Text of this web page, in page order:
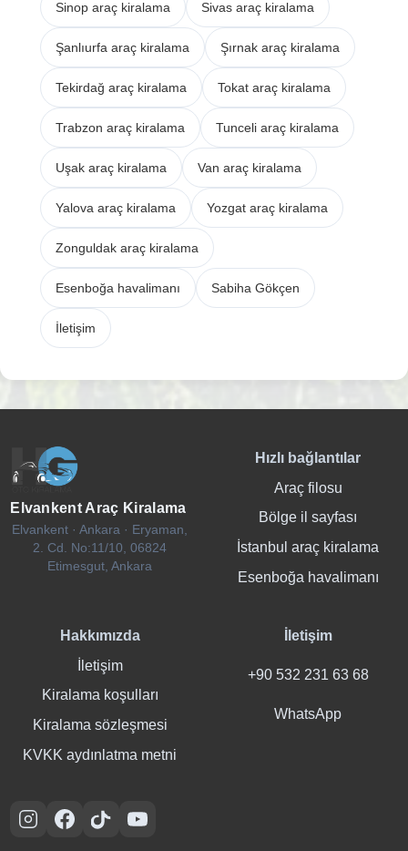
Sinop araç kiralama Sivas araç kiralama
Şanlıurfa araç kiralama Şırnak araç kiralama
Tekirdağ araç kiralama Tokat araç kiralama
Trabzon araç kiralama Tunceli araç kiralama
Uşak araç kiralama Van araç kiralama
Yalova araç kiralama Yozgat araç kiralama
Zonguldak araç kiralama
Esenboğa havalimanı Sabiha Gökçen
İletişim
Elvankent Araç Kiralama
Elvankent · Ankara · Eryaman,
2. Cd. No:11/10, 06824
Etimesgut, Ankara
Hızlı bağlantılar
Araç filosu
Bölge il sayfası
İstanbul araç kiralama
Esenboğa havalimanı
Hakkımızda
İletişim
Kiralama koşulları
Kiralama sözleşmesi
KVKK aydınlatma metni
İletişim
+90 532 231 63 68
WhatsApp
InstagramFacebookTikTokYouTube